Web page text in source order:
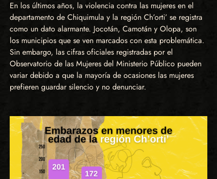
En los últimos años, la violencia contra las mujeres en el
departamento de Chiquimula y la región Ch’orti’ se registra
como un dato alarmante. Jocotán, Camotán y Olopa, son
los municipios que se ven marcados con esta problemática.
Sin embargo, las cifras oficiales registradas por el
Observatorio de las Mujeres del Ministerio Público pueden
variar debido a que la mayoría de ocasiones las mujeres
prefieren guardar silencio y no denunciar.